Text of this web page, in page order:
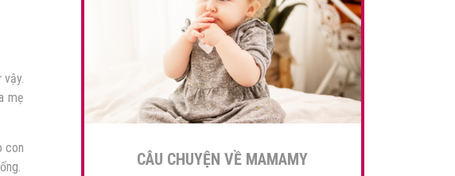
mẹ
con
CÂU CHUYỆN VỀ MAMAMY